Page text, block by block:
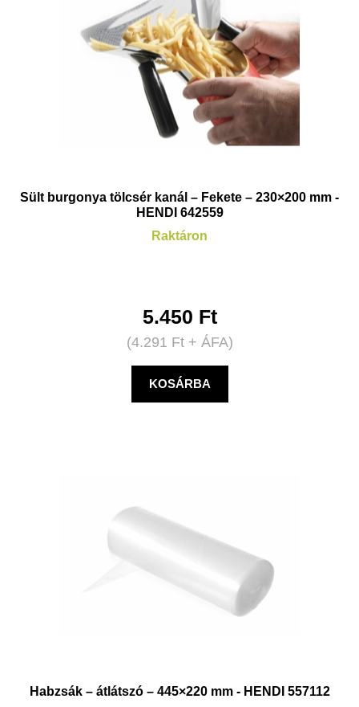
Sült burgonya tölcsér kanál – Fekete – 230×200 mm -
HENDI 642559
Raktáron
5.450 Ft
(4.291 Ft+ ÁFA)
KOSÁRBA
Habzsák – átlátszó – 445×220 mm - HENDI 557112